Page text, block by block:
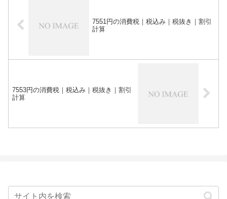
7551円の消費税｜税込み｜税抜き｜割引
計算
7553円の消費税｜税込み｜税抜き｜割引
計算